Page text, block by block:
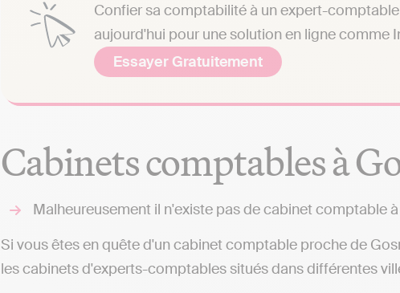
Confier sa comptabilité à un expert-
aujourd'hui pour une solution en ligne comme
Essayer Gratuitement
Cabinets comptables à
Malheureusement il n'existe pas de cabinet comptable à
Si vous êtes en quête d'un cabinet comptable proche de
les cabinets d'experts-comptables situés dans différentes